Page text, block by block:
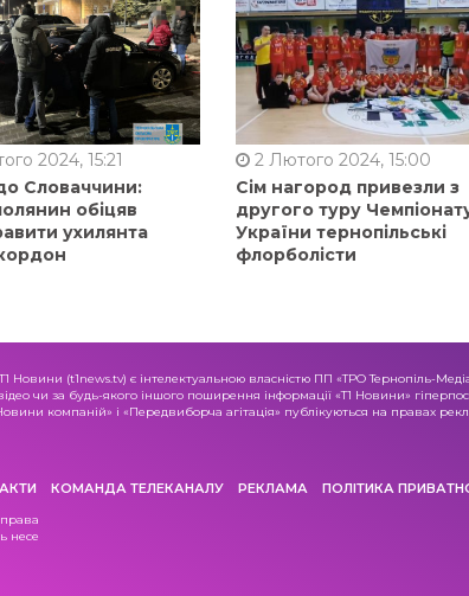
2024, 15:21
Словаччини:
обіцяв
ухилянта
2 Лютого 2024, 15:00
Сім нагород привезли з
другого туру
України тернопільські
флорболісти
Новини (t1news.tv) є інтелектуальною власністю ПП «ТРО Тернопіль-
чи за будь-якого іншого поширення інформації «Т1 Новини»
компаній» і «Передвиборча агітація» публікуються на правах
КОМАНДА ТЕЛЕКАНАЛУ РЕКЛАМА ПОЛІТИКА
права
несе